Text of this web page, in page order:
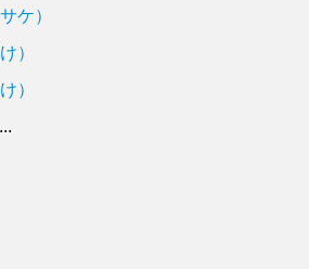
ケ）
）
）